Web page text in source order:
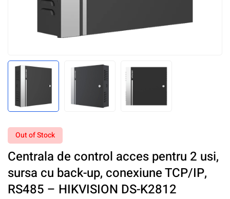
Out of Stock
Centrala de control acces pentru 2 usi,
sursa cu back-up, conexiune TCP/IP,
RS485 – HIKVISION DS-K2812